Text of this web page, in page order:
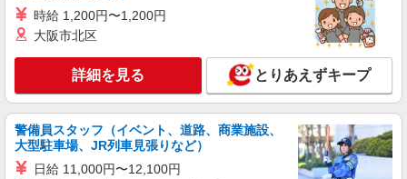
時給 1,200円〜1,200円
大阪市北区
詳細を見る とりあえずキープ
警備員スタッフ（イベント、道路、商業施設、
大型駐車場、JR列車見張りなど）
日給 11,000円〜12,100円